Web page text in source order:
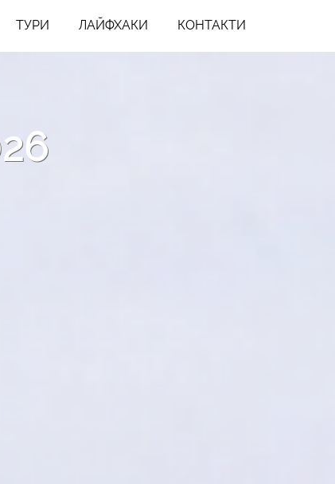
ТУРИ ЛАЙФХАКИ КОНТАКТИ